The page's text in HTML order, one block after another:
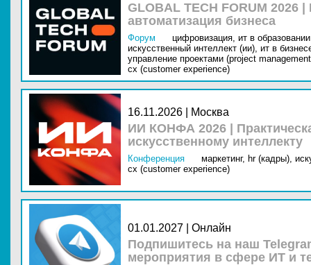
GLOBAL TECH FORUM
автоматизация бизнеса
Форум цифровизация, ит в
искусственный интеллект (ии), ит в
управление проектами (project
cx (customer experience)
16.11.2026 | Москва
ИИ КОНФА 2026 |
искусственному интеллекту
Конференция маркетинг, hr (кадры),
cx (customer experience)
01.01.2027 | Онлайн
Подпишитесь на наш
мероприятия в сфере ИТ и